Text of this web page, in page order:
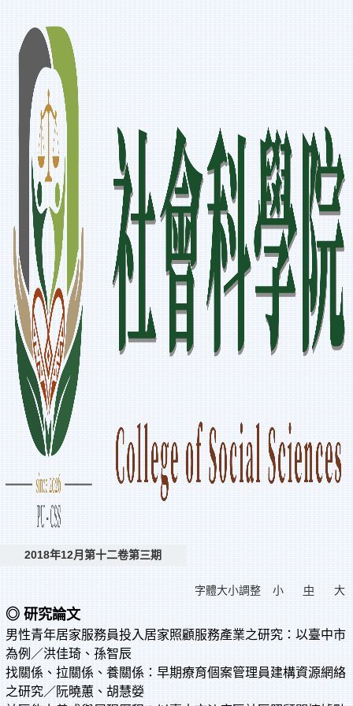
2018年12月第十二卷第三期
字體大小調整 小 中 大
◎ 研究論文
男性青年居家服務員投入居家照顧服務產業之研究：以臺中市
為例／洪佳琦、孫智辰
找關係、拉關係、養關係：早期療育個案管理員建構資源網絡
之研究／阮曉蕙、胡慧嫈